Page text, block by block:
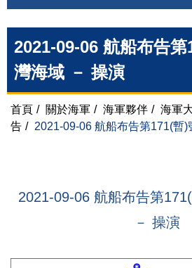
2021-09-06 航船布告
灣海域 － 操演
首頁 / 關於海軍 / 海軍夥伴 / 海軍
告 / 2021-09-06 航船布告第171(暫)
2021-09-06 航船布告第
－ 操演